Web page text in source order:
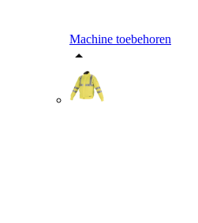
Machine toebehoren